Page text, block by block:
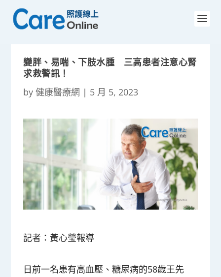
變胖、易喘、下肢水腫 三高患者注意心腎
求救警訊！
by健康醫療網 | 5 月 5, 2023
記者：黃心瑩報導
日前一名患有高血壓、糖尿病的58歲王先